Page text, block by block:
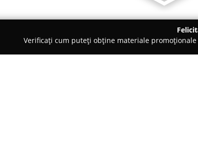
Verificați cum puteți obține materiale